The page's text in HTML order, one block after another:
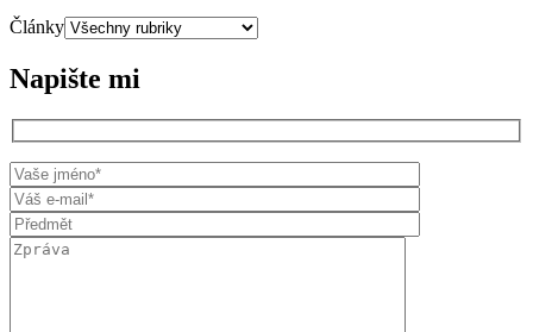
Články
Napište mi